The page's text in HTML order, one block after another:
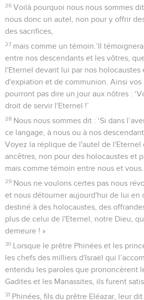
26 Voilà pourquoi nous nous sommes
nous donc un autel, non pour y offrir
des sacrifices,
27 mais comme un témoin.’Il
entre nos descendants et les vôtres,
l'Eternel devant lui par nos holocaustes
d'expiation et de communion. Ainsi vos
pourront pas dire un jour aux nôtres :
droit de servir l'Eternel !’
28 Nous nous sommes dit : ‘Si dans
ce langage, à nous ou à nos
Voyez la réplique de l'autel de l'Eternel
ancêtres, non pour des holocaustes et
mais comme témoin entre nous et
29 Nous ne voulons certes pas nous
et nous détourner aujourd'hui de lui en
destiné à des holocaustes, des
plus de celui de l'Eternel, notre Dieu,
demeure ! »
30 Lorsque le prêtre Phinées et les
les chefs des milliers d'Israël qui
entendu les paroles que prononcèrent
Gadites et les Manassites, ils furent
31 Phinées, fils du prêtre Eléazar, leur dit